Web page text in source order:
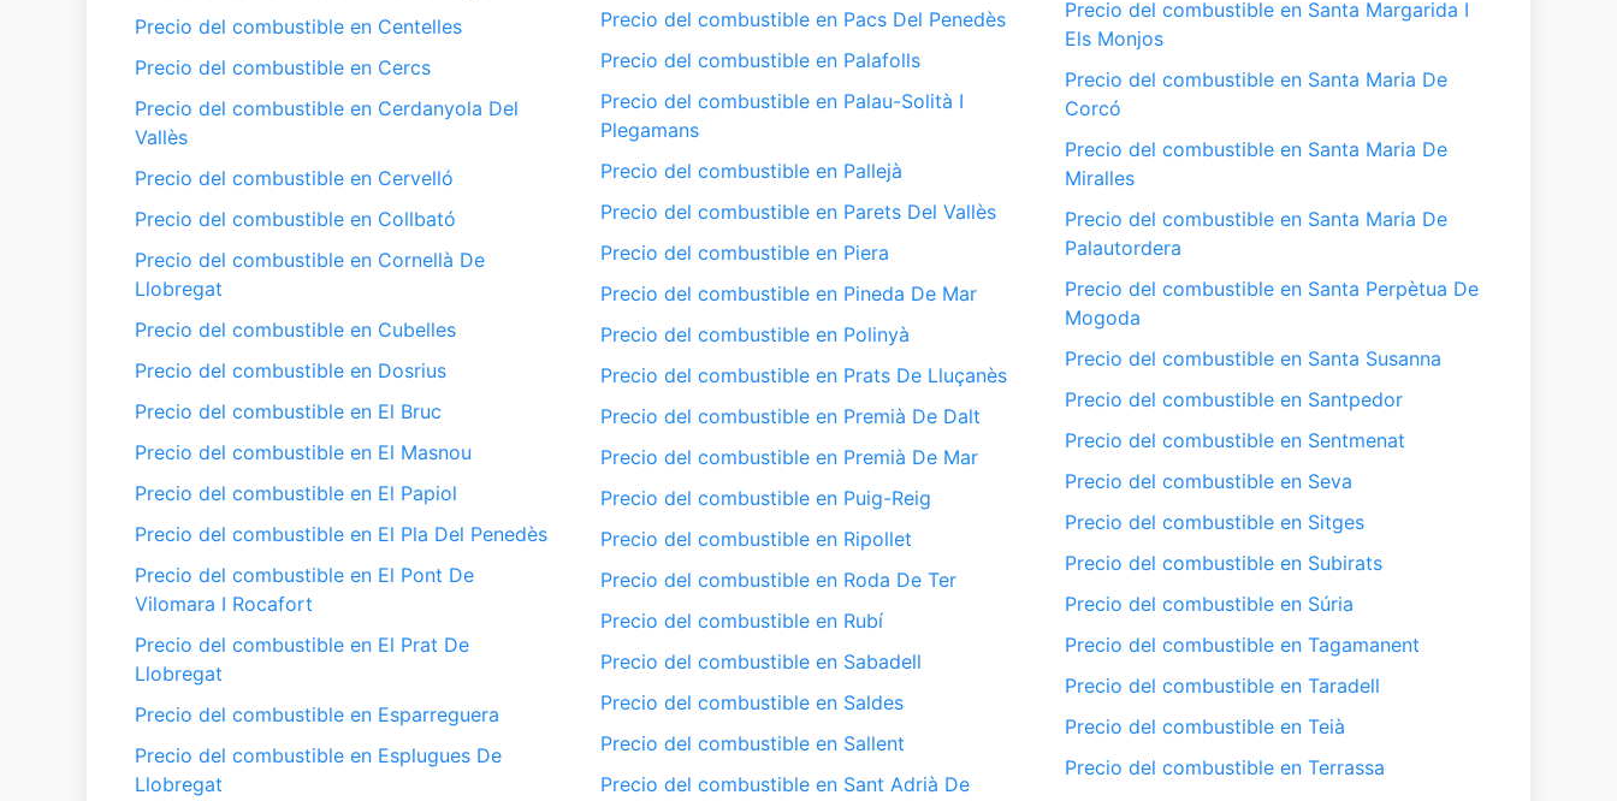
Precio del combustible en Centelles
Precio del combustible en Cercs
Precio del combustible en Cerdanyola Del
Vallès
Precio del combustible en Cervelló
Precio del combustible en Collbató
Precio del combustible en Cornellà De
Llobregat
Precio del combustible en Cubelles
Precio del combustible en Dosrius
Precio del combustible en El Bruc
Precio del combustible en El Masnou
Precio del combustible en El Papiol
Precio del combustible en El Pla Del Penedès
Precio del combustible en El Pont De
Vilomara I Rocafort
Precio del combustible en El Prat De
Llobregat
Precio del combustible en Esparreguera
Precio del combustible en Esplugues De
Llobregat
Precio del combustible en Pacs Del Penedès
Precio del combustible en Palafolls
Precio del combustible en Palau-Solità I
Plegamans
Precio del combustible en Pallejà
Precio del combustible en Parets Del Vallès
Precio del combustible en Piera
Precio del combustible en Pineda De Mar
Precio del combustible en Polinyà
Precio del combustible en Prats De Lluçanès
Precio del combustible en Premià De Dalt
Precio del combustible en Premià De Mar
Precio del combustible en Puig-Reig
Precio del combustible en Ripollet
Precio del combustible en Roda De Ter
Precio del combustible en Rubí
Precio del combustible en Sabadell
Precio del combustible en Saldes
Precio del combustible en Sallent
Precio del combustible en Sant Adrià De
Precio del combustible en Santa Margarida I
Els Monjos
Precio del combustible en Santa Maria De
Corcó
Precio del combustible en Santa Maria De
Miralles
Precio del combustible en Santa Maria De
Palautordera
Precio del combustible en Santa Perpètua De
Mogoda
Precio del combustible en Santa Susanna
Precio del combustible en Santpedor
Precio del combustible en Sentmenat
Precio del combustible en Seva
Precio del combustible en Sitges
Precio del combustible en Subirats
Precio del combustible en Súria
Precio del combustible en Tagamanent
Precio del combustible en Taradell
Precio del combustible en Teià
Precio del combustible en Terrassa